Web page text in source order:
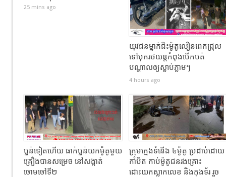
25 mins ago
យុវជនម្នាក់ជិះម៉ូតូលឿនពេកជ្រុល
ទៅបុករថយន្តកំពុងបើកបត់
បណ្តាលឲ្យស្លាប់ភ្លាមៗ
4 hours ago
ប្លន់ទៀតហើយ ធាក់ប្លន់យកម៉ូតូមួយ
គ្រឿងបានសម្រេច នៅសង្កាត់
ចោមចៅទី២
ក្រុមក្មេងទំនើង ៤ម៉ូតូ ប្រដាប់ដោយ
កាំបិត កាប់ម៉ូតូជនរងគ្រោះ
ដោះយកស្លាកលេខ និងកុងទ័រ រួច